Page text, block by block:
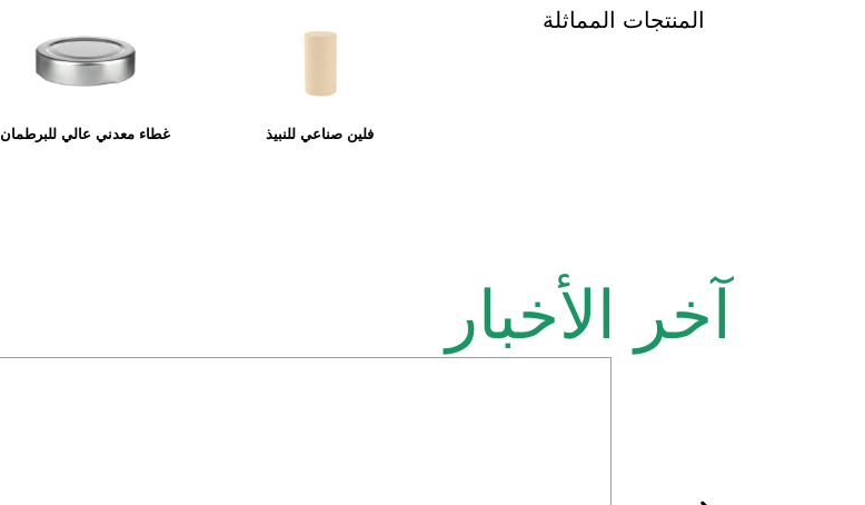
المنتجات المماثلة
فلين صناعي للنبيذ غطاء معدني عالي للبرطمان
آخر الأخبار